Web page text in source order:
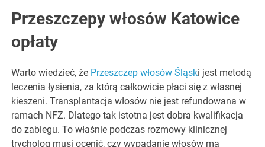
Przeszczepy włosów Katowice
opłaty
Warto wiedzieć, że Przeszczep włosów Śląski jest metodą
leczenia łysienia, za którą całkowicie płaci się z własnej
kieszeni. Transplantacja włosów nie jest refundowana w
ramach NFZ. Dlatego tak istotna jest dobra kwalifikacja
do zabiegu. To właśnie podczas rozmowy klinicznej
trycholog musi ocenić, czy wypadanie włosów ma